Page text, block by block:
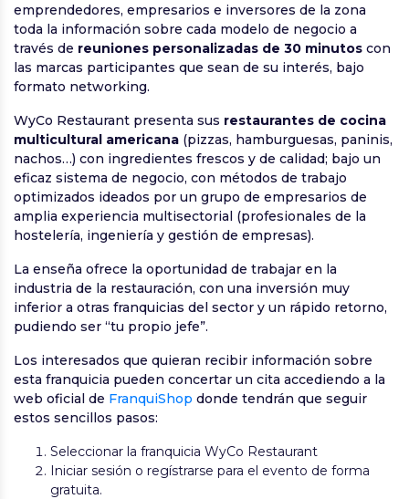
emprendedores, empresarios e inversores de la zona
toda la información sobre cada modelo de negocio a
través de reuniones personalizadas de 30 minutos con
las marcas participantes que sean de su interés, bajo
formato networking.
WyCo Restaurant presenta sus restaurantes de cocina
multicultural americana (pizzas, hamburguesas, paninis,
nachos…) con ingredientes frescos y de calidad; bajo un
eficaz sistema de negocio, con métodos de trabajo
optimizados ideados por un grupo de empresarios de
amplia experiencia multisectorial (profesionales de la
hostelería, ingeniería y gestión de empresas).
La enseña ofrece la oportunidad de trabajar en la
industria de la restauración, con una inversión muy
inferior a otras franquicias del sector y un rápido retorno,
pudiendo ser “tu propio jefe”.
Los interesados que quieran recibir información sobre
esta franquicia pueden concertar un cita accediendo a la
web oficial de FranquiShop donde tendrán que seguir
estos sencillos pasos:
Seleccionar la franquicia WyCo Restaurant
Iniciar sesión o regístrarse para el evento de forma
gratuita.